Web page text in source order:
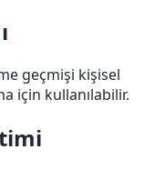
geçmişi kişisel
için kullanılabilir.